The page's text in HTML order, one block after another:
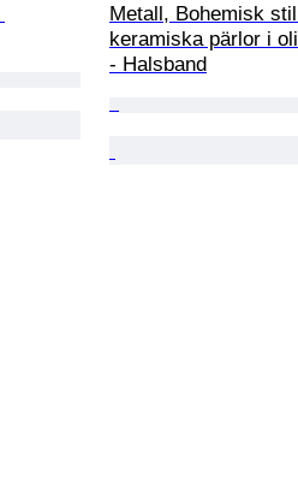
Metall, Bohemisk
keramiska pärlor i
- Halsband